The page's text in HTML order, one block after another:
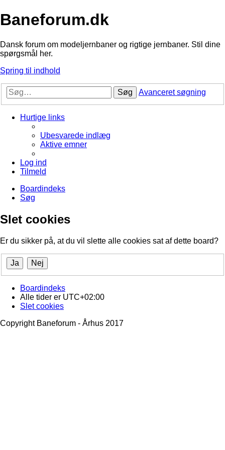
Baneforum.dk
Dansk forum om modeljernbaner og rigtige jernbaner. Stil dine
spørgsmål her.
Spring til indhold
Søg Avanceret søgning
Hurtige links
Ubesvarede indlæg
Aktive emner
Log ind
Tilmeld
Boardindeks
Søg
Slet cookies
Er du sikker på, at du vil slette alle cookies sat af dette board?
Boardindeks
Alle tider er UTC+02:00
Slet cookies
Copyright Baneforum - Århus 2017